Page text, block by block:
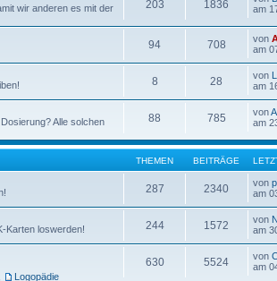
wir anderen es mit der
203 1836
am
94 708 von
am
8 28 von
am
Alle solchen
88 785 von
am
THEMEN BEITRÄGE
287 2340 von
am
Karten loswerden! 244 1572 von
am
Logopädie
630 5524 von
am